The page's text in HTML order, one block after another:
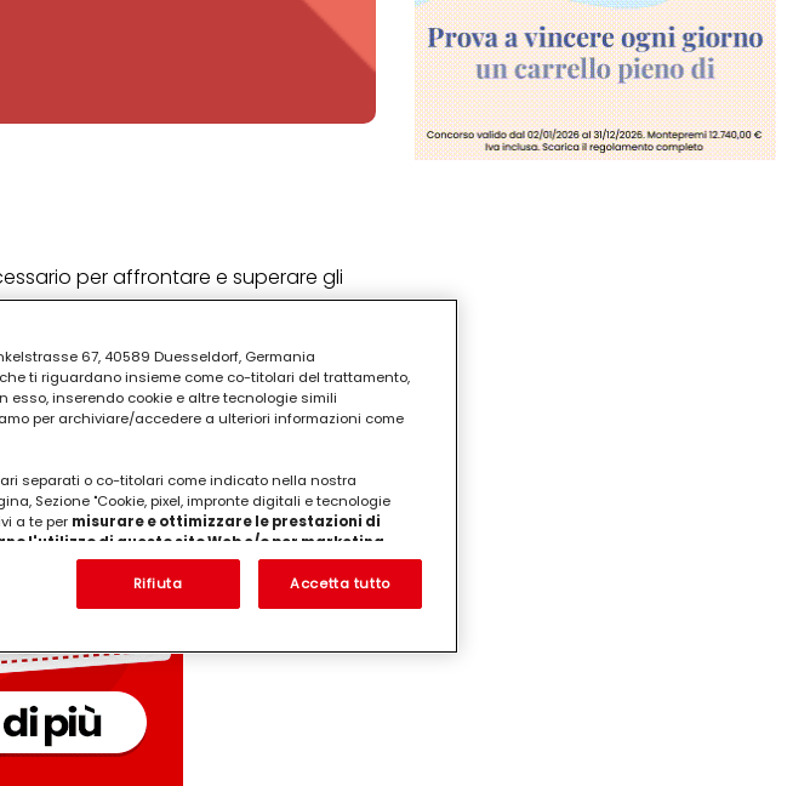
per affrontare e superare gli
67, 40589 Duesseldorf, Germania
ti riguardano insieme come co-titolari del trattamento,
inserendo cookie e altre tecnologie simili
per archiviare/accedere a ulteriori informazioni come
separati o co-titolari come indicato nella nostra
Sezione "Cookie, pixel, impronte digitali e tecnologie
a te per misurare e ottimizzare le prestazioni di
l'utilizzo di questo sito Web e/o per marketing
e le tue interazioni commerciali con noi
tracciare i tuoi acquisti dei nostri prodotti su siti Web di
e creare profili individuali su di te che potrebbero essere
dispositivi assegnati a te o alla tua famiglia, nonché per
nella nostra Informativa sulla protezione dei dati
e tecnologie simili"). Puoi revocare il tuo consenso in
Rifiuta Accetta tutto